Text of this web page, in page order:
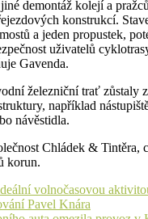
demontáž kolejí a
konstrukcí.
a jeden propustek,
uživatelů
Gavenda.
železniční trať zůstaly
například
návěstidla.
Chládek & Tintěra,
korun.
volnočasovou
Pavel Knára